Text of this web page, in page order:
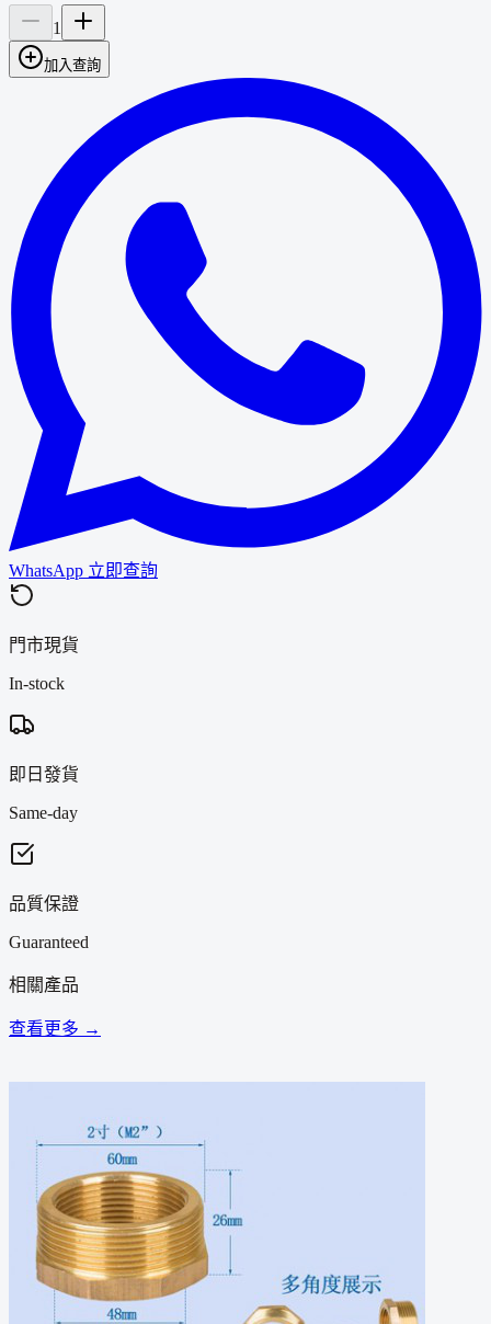
1
加入查詢
WhatsApp 立即查詢
門市現貨
In-stock
即日發貨
Same-day
品質保證
Guaranteed
相關產品
查看更多 →